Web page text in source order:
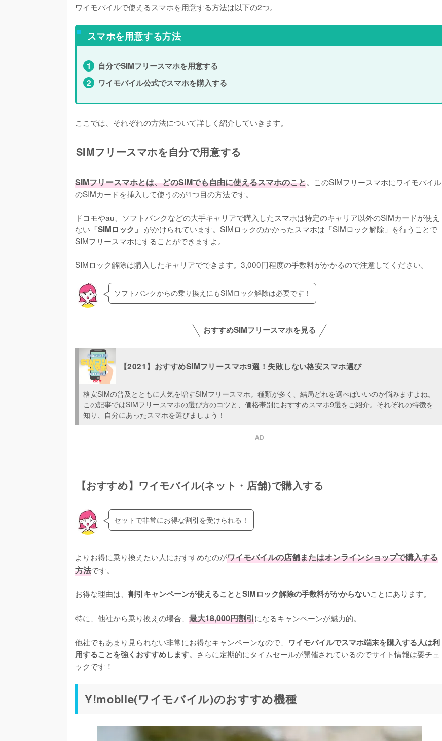
ワイモバイルで使えるスマホを用意する方法は以下の2つ。
スマホを用意する方法
自分でSIMフリースマホを用意する
ワイモバイル公式でスマホを購入する
ここでは、それぞれの方法について詳しく紹介していきます。
SIMフリースマホを自分で用意する
SIMフリースマホとは、どのSIMでも自由に使えるスマホのこと。このSIMフリースマホにワイモバイル
のSIMカードを挿入して使うのが1つ目の方法です。
ドコモやau、ソフトバンクなどの大手キャリアで購入したスマホは特定のキャリア以外のSIMカードが使え
ない 「SIMロック」 がかけられています。SIMロックのかかったスマホは「SIMロック解除」を行うことで
SIMフリースマホにすることができますよ。
SIMロック解除は購入したキャリアでできます。3,000円程度の手数料がかかるので注意してください。
ソフトバンクからの乗り換えにもSIMロック解除は必要です！
おすすめSIMフリースマホを見る
【2021】おすすめSIMフリースマホ9選！失敗しない格安スマホ選び
格安SIMの普及とともに人気を増すSIMフリースマホ。種類が多く、結局どれを選べばいいのか悩みますよね。
この記事ではSIMフリースマホの選び方のコツと、価格帯別におすすめスマホ9選をご紹介。それぞれの特徴を
知り、自分にあったスマホを選びましょう！
AD
【おすすめ】ワイモバイル(ネット・店舗)で購入する
セットで非常にお得な割引を受けられる！
よりお得に乗り換えたい人におすすめなのがワイモバイルの店舗またはオンラインショップで購入する
方法です。
お得な理由は、 割引キャンペーンが使えることとSIMロック解除の手数料がかからないことにあります。
特に、他社から乗り換えの場合、 最大18,000円割引になるキャンペーンが魅力的。
他社でもあまり見られない非常にお得なキャンペーンなので、 ワイモバイルでスマホ端末を購入する人は利
用することを強くおすすめします。さらに定期的にタイムセールが開催されているのでサイト情報は要チェ
ックです！
Y!mobile(ワイモバイル)のおすすめ機種